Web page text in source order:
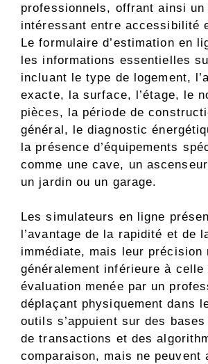
professionnels, offrant ainsi un
intéressant entre accessibilité
Le formulaire d’estimation en
les informations essentielles
incluant le type de logement,
exacte, la surface, l’étage, le
pièces, la période de
général, le diagnostic
la présence d’équipements
comme une cave, un
un jardin ou un garage.
Les simulateurs en ligne
l’avantage de la rapidité et de
immédiate, mais leur précision
généralement inférieure à celle
évaluation menée par un
déplaçant physiquement dans
outils s’appuient sur des bases
de transactions et des
comparaison, mais ne peuvent